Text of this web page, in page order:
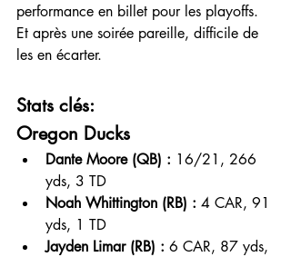
performance en billet pour les playoffs.
Et après une soirée pareille, difficile de
les en écarter.
Stats clés:
Oregon Ducks
Dante Moore (QB) : 16/21, 266
yds, 3 TD
Noah Whittington (RB) : 4 CAR, 91
yds, 1 TD
Jayden Limar (RB) : 6 CAR, 87 yds,